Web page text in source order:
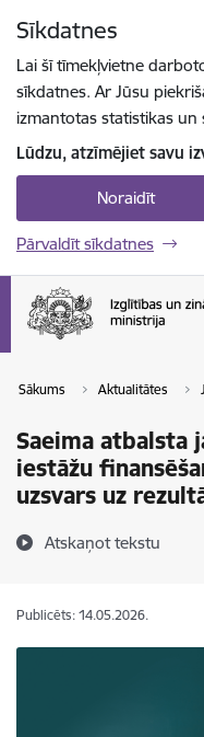
Sīkdatnes
Lai šī tīmekļvietne
sīkdatnes. Ar Jūsu
izmantotas statistikas un
Lūdzu, atzīmējiet savu
Noraidīt
Pārvaldīt sīkdatnes
Sākums Aktualitātes
Saeima atbalsta
iestāžu
uzsvars uz
Atskaņot tekstu
Publicēts: 14.05.2026.